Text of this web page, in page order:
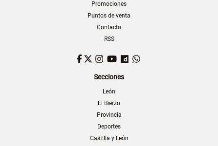
Promociones
Puntos de venta
Contacto
RSS
Facebook
TwitterInstagram
YouTubeDailymotion
Secciones
León
El Bierzo
Provincia
Deportes
Castilla y León